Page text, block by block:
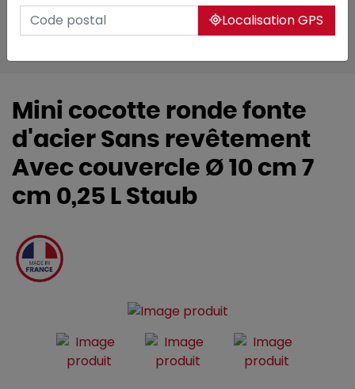
Tous les produits
Arts de la table
Vaisselle
Vaisselle culinaire
Mini cocotte ronde fonte
d'acier Sans revêtement
Avec couvercle Ø 10 cm 7
cm 0,25 L Staub
Localisation GPS